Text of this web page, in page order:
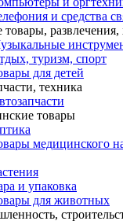
и средства
товары, развлечения,
туризм, спорт
для детей
техника
товары
медицинского
и упаковка
для животных